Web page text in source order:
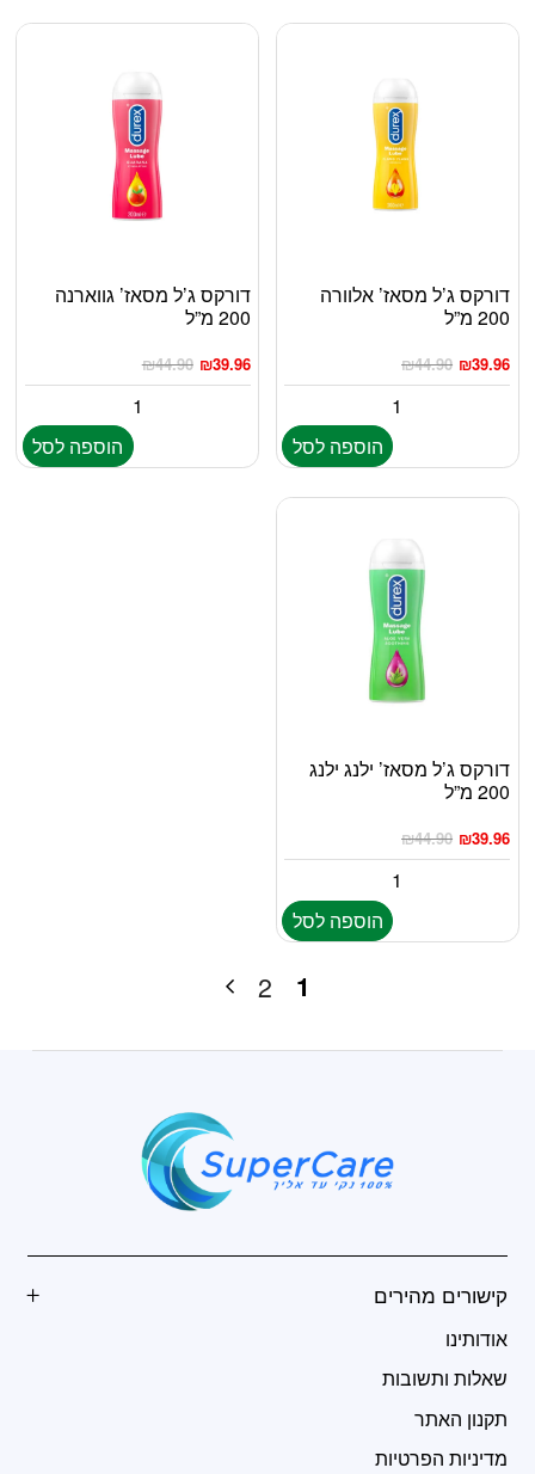
דורקס ג’ל מסאז’ אלוורה
200 מ”ל
₪44.90 ₪39.96
הוספה לסל
דורקס ג’ל מסאז’ גווארנה
200 מ”ל
₪44.90 ₪39.96
הוספה לסל
דורקס ג’ל מסאז’ ילנג ילנג
200 מ”ל
₪44.90 ₪39.96
הוספה לסל
1
2
קישורים מהירים
אודותינו
שאלות ותשובות
תקנון האתר
מדיניות הפרטיות